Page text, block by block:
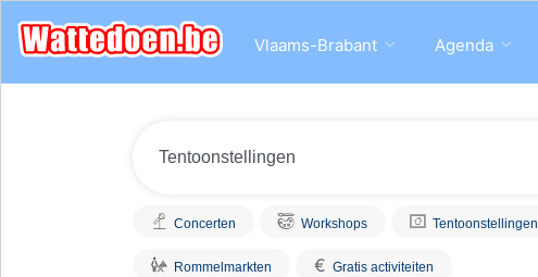
Vlaams-Brabant Agenda
Concerten Workshops Tentoonstellingen
Rommelmarkten € Gratis activiteiten